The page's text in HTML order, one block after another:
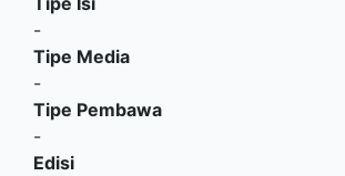
-
Tipe Media
-
Tipe Pembawa
-
Edisi